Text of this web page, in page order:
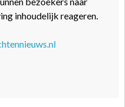
inhoudelijk reageren.